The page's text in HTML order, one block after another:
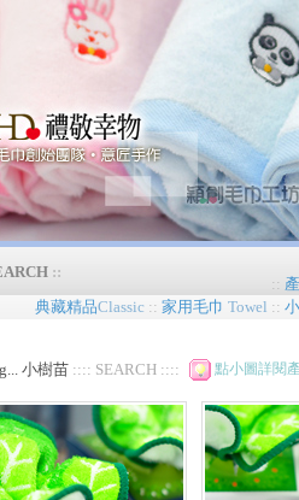
::
::
典藏精品Classic :: 家用毛巾 Towel ::
小樹苗 :::: SEARCH :::: 點小圖詳閱